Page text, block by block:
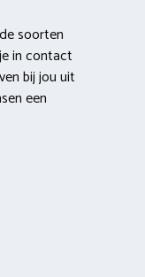
soorten
in contact
bij jou uit
een